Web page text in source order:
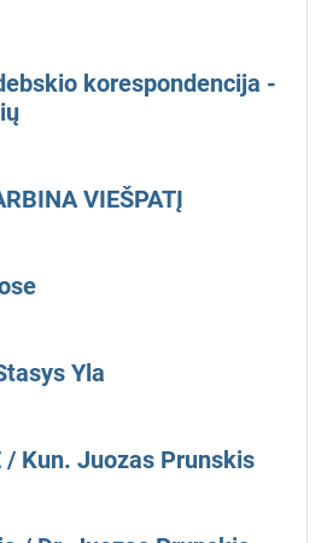
korespondencija -
VIEŠPATĮ
Yla
/ Kun. Juozas Prunskis